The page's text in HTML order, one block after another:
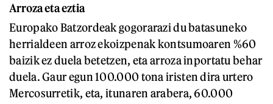
Arroza eta eztia
Europako Batzordeak gogorarazi du batasuneko
herrialdeen arroz ekoizpenak kontsumoaren %60
baizik ez duela betetzen, eta arroza inportatu behar
duela. Gaur egun 100.000 tona iristen dira urtero
Mercosurretik, eta, itunaren arabera, 60.000